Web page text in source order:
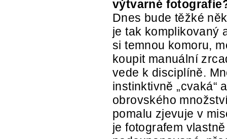
výtvarné
Dnes bude těžké
je tak komplikovaný
si temnou komoru,
koupit manuální
vede k disciplíně.
instinktivně „cvaká“
obrovského
pomalu zjevuje v
je fotografem